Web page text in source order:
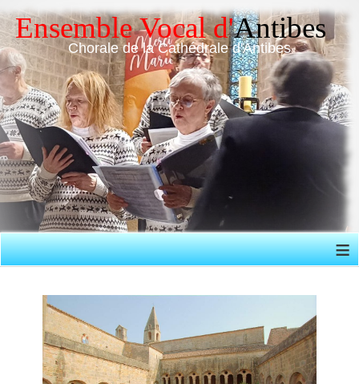
Chorale de la Cathédrale d'Antibes
≡